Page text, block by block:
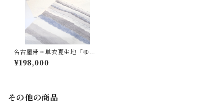
名古屋帯＊単衣夏生地「ゆら
ぎ」
¥198,000
その他の商品